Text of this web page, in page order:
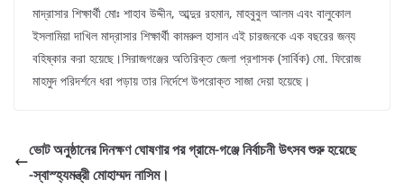
মাদ্রাসার শিক্ষার্থী মোঃ শাহাব উদ্দীন, আব্দুর রহমান, মাহবুবুল আলম এবং বালুকোল
ইসলামিয়া দাখিল মাদ্রাসার শিক্ষার্থী কামরুল হাসান এই চারজনকে এক বছরের জন্য
বহিষ্কার করা হয়েছে।সিরাজগঞ্জের অতিরিক্ত জেলা প্রশাসক (সার্বিক) মো. ফিরোজ
মাহমুদ পরিদর্শনে ধরা পড়ায় তার নির্দেশে উপরোক্ত সাজা দেয়া হয়েছে।
ভোট অনুষ্ঠানের দিনক্ষণ ঘোষণার পর গ্রামে-গঞ্জে নির্বাচনী উৎসব শুরু হয়েছে
-স্বাস্হ্যমন্ত্রী মোহাম্মদ নাসিম।